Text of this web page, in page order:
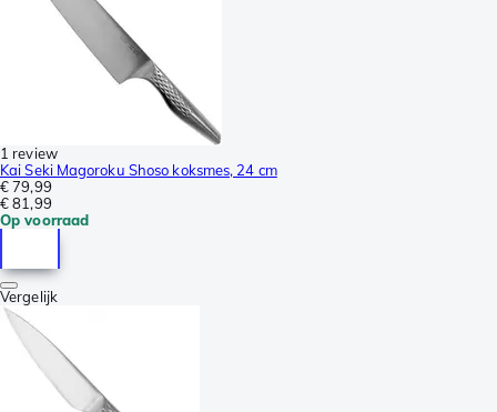
1 review
Kai Seki Magoroku Shoso koksmes, 24 cm
€ 79,99
€ 81,99
Op voorraad
Vergelijk